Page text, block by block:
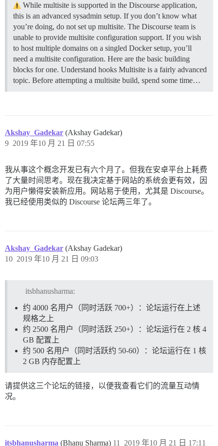
While multisite is supported in the Discourse application,
this is an advanced sysadmin setup. If you don’t know what
you’re doing, do not set up multisite. The Discourse team is
unable to provide multisite configuration support. If you wish
to host multiple domains on a singled Docker setup, you’ll
need a multisite configuration. Here are the basic building
blocks for one. Understand hooks Multisite is a fairly advanced
topic. Before attempting a multisite build, spend some time…
Akshay_Gadekar (Akshay Gadekar)
2019 年10 月 21 日 07:55
9
我从事这个概念开发已有六个月了。但我在安卓平台上耗费
了大量时间思考。现在我决定基于网站的系统会更有效，因
为用户懒得安装新应用。网站易于使用，尤其是 Discourse。
我已经使用类似的 Discourse 论坛两三年了。
Akshay_Gadekar (Akshay Gadekar)
2019 年10 月 21 日 09:03
10
itsbhanusharma:
约 4000 名用户（同时活跃 700+）：论坛运行在上述
规格之上
约 2500 名用户（同时活跃 250+）：论坛运行在 2 核 4
GB 配置上
约 500 名用户（同时活跃约 50-60）：论坛运行在 1 核
2 GB 内存配置上
请提供这三个论坛的链接，以便我查看它们的流量互动情
况。
itsbhanusharma (Bhanu Sharma) 2019 年10 月 21 日 17:11
11